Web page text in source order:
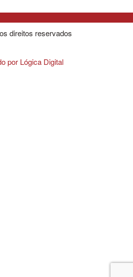
direitos reservados
por Lógica Digital